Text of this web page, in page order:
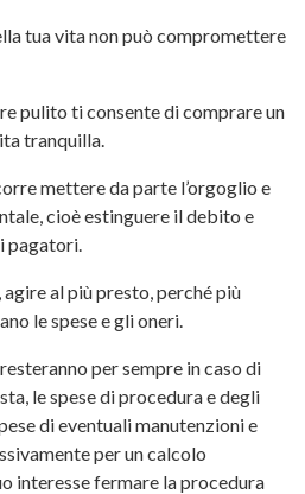
tua vita non può compromettere
pulito ti consente di comprare un
tranquilla.
mettere da parte l’orgoglio e
cioè estinguere il debito e
pagatori.
al più presto, perché più
le spese e gli oneri.
per sempre in caso di
le spese di procedura e degli
di eventuali manutenzioni e
per un calcolo
interesse fermare la procedura